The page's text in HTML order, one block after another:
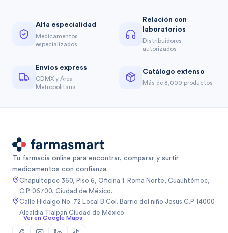
Alta especialidad
Medicamentos
especializados
Relación con
laboratorios
Distribuidores
autorizados
Envíos express
CDMX y Área
Metropolitana
Catálogo extenso
Más de 8,000 productos
Tu farmacia online para encontrar, comparar y surtir
medicamentos con confianza.
Chapultepec 360, Piso 6, Oficina 1. Roma Norte, Cuauhtémoc,
C.P. 06700, Ciudad de México.
Calle Hidalgo No. 72 Local B Col. Barrio del niño Jesus C.P 14000
Alcaldia Tlalpan Ciudad de México
Ver en Google Maps